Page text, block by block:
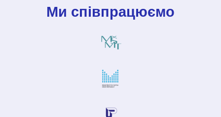
Ми співпрацюємо